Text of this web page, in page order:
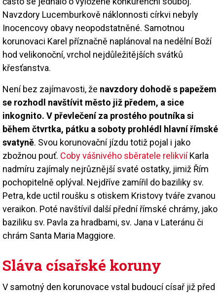
Navzdory Lucemburkově náklonnosti církvi nebyly
Inocencovy obavy neopodstatněné. Samotnou
korunovaci Karel příznačně naplánoval na nedělní Boží
hod velikonoční, vrchol nejdůležitějších svátků
křesťanstva.
Není bez zajímavosti, že navzdory dohodě s papežem
se rozhodl navštívit město již předem, a sice
inkognito. V převlečení za prostého poutníka si
během čtvrtka, pátku a soboty prohlédl hlavní římské
svatyně. Svou korunovační jízdu totiž pojal i jako
zbožnou pouť. Coby vášnivého sběratele relikviíKarla
nadmíru zajímaly nejrůznější svaté ostatky, jimiž Řím
pochopitelně oplýval. Nejdříve zamířil do baziliky sv.
Petra, kde uctil roušku s otiskem Kristovy tváře zvanou
veraikon. Poté navštívil další přední římské chrámy, jako
baziliku sv. Pavla za hradbami, sv. Jana v Lateránu či
chrám Santa Maria Maggiore.
Sláva císařské koruny
V samotný den korunovace vstal budoucí císař již před